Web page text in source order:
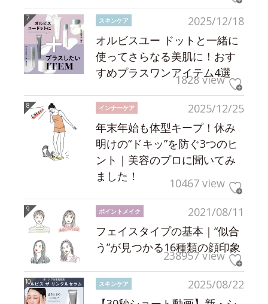
2025/12/18
スキンケア
オルビスユー ドットと一緒に
使ってさらなる美肌に！おす
すめプラスワンアイテム4選
1828 view
2025/12/25
インナーケア
年末年始も体型キープ！休み
明けの“ドキッ”を防ぐ3つのヒ
ント｜美容のプロに聞いてみ
ました！
10467 view
2021/08/11
ポイントメイク
フェイスタイプの基本｜“似合
う”が見つかる16種類の顔印象
238957 view
2025/08/22
スキンケア